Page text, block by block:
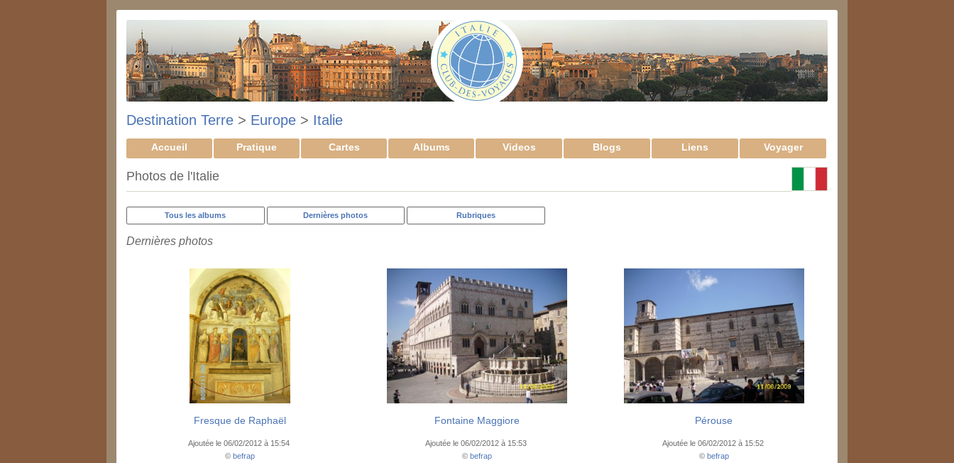
Destination Terre > Europe > Italie
Accueil Pratique Cartes Albums Videos Blogs Liens Voyager
Photos de l'Italie
Tous les albums Dernières photos Rubriques
Dernières photos
Fresque de Raphaël
Ajoutée le 06/02/2012 à 15:54
© befrap
Fontaine Maggiore
Ajoutée le 06/02/2012 à 15:53
© befrap
Pérouse
Ajoutée le 06/02/2012 à 15:52
© befrap